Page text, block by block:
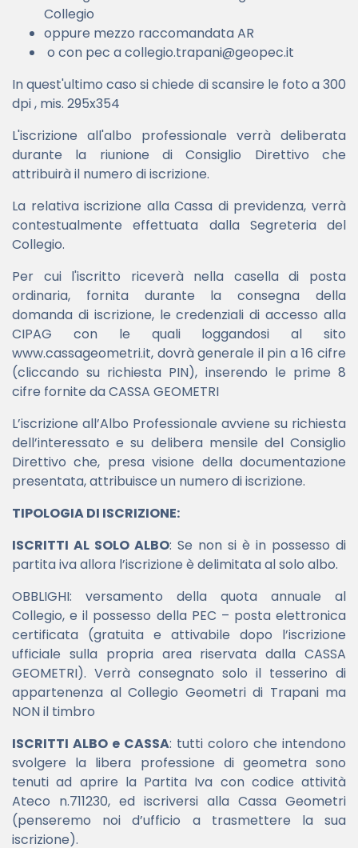
Collegio
oppure mezzo raccomandata AR
o con pec a collegio.trapani@geopec.it
In quest'ultimo caso si chiede di scansire le foto a 300
dpi , mis. 295x354
L'iscrizione all'albo professionale verrà deliberata
durante la riunione di Consiglio Direttivo che
attribuirà il numero di iscrizione.
La relativa iscrizione alla Cassa di previdenza, verrà
contestualmente effettuata dalla Segreteria del
Collegio.
Per cui l'iscritto riceverà nella casella di posta
ordinaria, fornita durante la consegna della
domanda di iscrizione, le credenziali di accesso alla
CIPAG con le quali loggandosi al sito
www.cassageometri.it, dovrà generale il pin a 16 cifre
(cliccando su richiesta PIN), inserendo le prime 8
cifre fornite da CASSA GEOMETRI
L’iscrizione all’Albo Professionale avviene su richiesta
dell’interessato e su delibera mensile del Consiglio
Direttivo che, presa visione della documentazione
presentata, attribuisce un numero di iscrizione.
TIPOLOGIA DI ISCRIZIONE:
ISCRITTI AL SOLO ALBO: Se non si è in possesso di
partita iva allora l’iscrizione è delimitata al solo albo.
OBBLIGHI: versamento della quota annuale al
Collegio, e il possesso della PEC – posta elettronica
certificata (gratuita e attivabile dopo l’iscrizione
ufficiale sulla propria area riservata dalla CASSA
GEOMETRI). Verrà consegnato solo il tesserino di
appartenenza al Collegio Geometri di Trapani ma
NON il timbro
ISCRITTI ALBO e CASSA: tutti coloro che intendono
svolgere la libera professione di geometra sono
tenuti ad aprire la Partita Iva con codice attività
Ateco n.711230, ed iscriversi alla Cassa Geometri
(penseremo noi d’ufficio a trasmettere la sua
iscrizione).